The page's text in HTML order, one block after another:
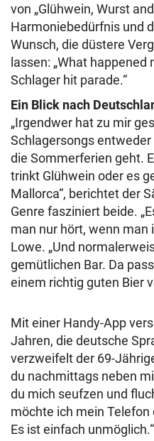
von „Glühwein, Wurst
Harmoniebedürfnis und
Wunsch, die düstere
lassen: „What
Schlager hit parade.“
Ein Blick nach
„Irgendwer hat zu mir
Schlagersongs
die Sommerferien geht.
trinkt Glühwein oder es
Mallorca“, berichtet der
Genre fasziniert beide.
man nur hört, wenn man
Lowe. „Und
gemütlichen Bar. Da
einem richtig guten Bier
Mit einer Handy-App
Jahren, die deutsche
verzweifelt der 69-
du nachmittags neben
du mich seufzen und
möchte ich mein
Es ist einfach unmöglich.“